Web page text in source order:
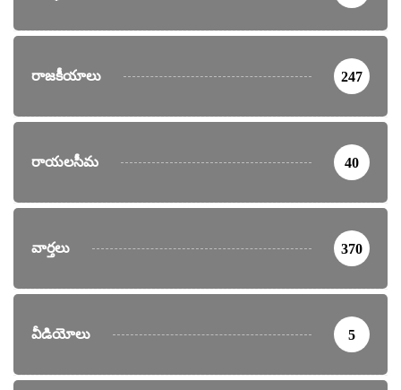
రాజకీయాలు 247
రాయలసీమ 40
వార్తలు 370
వీడియోలు 5